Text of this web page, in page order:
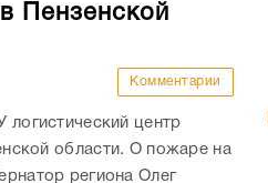
Пензенской
Комментарии
логистический центр
области. О пожаре на
региона Олег